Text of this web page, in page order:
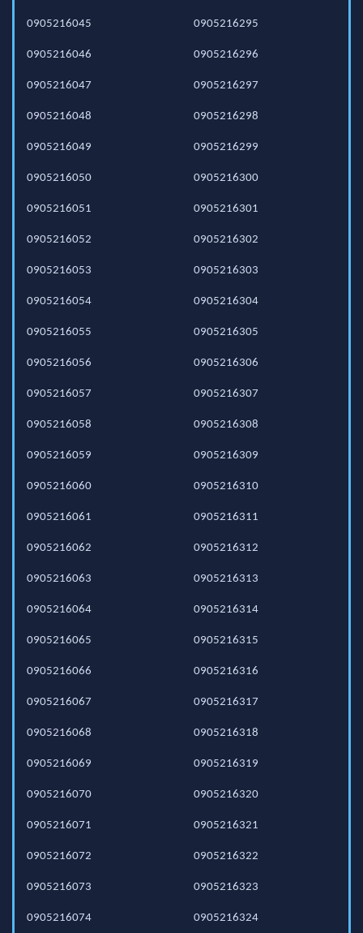
0905216045
0905216046
0905216047
0905216048
0905216049
0905216050
0905216051
0905216052
0905216053
0905216054
0905216055
0905216056
0905216057
0905216058
0905216059
0905216060
0905216061
0905216062
0905216063
0905216064
0905216065
0905216066
0905216067
0905216068
0905216069
0905216070
0905216071
0905216072
0905216073
0905216074
0905216295
0905216296
0905216297
0905216298
0905216299
0905216300
0905216301
0905216302
0905216303
0905216304
0905216305
0905216306
0905216307
0905216308
0905216309
0905216310
0905216311
0905216312
0905216313
0905216314
0905216315
0905216316
0905216317
0905216318
0905216319
0905216320
0905216321
0905216322
0905216323
0905216324